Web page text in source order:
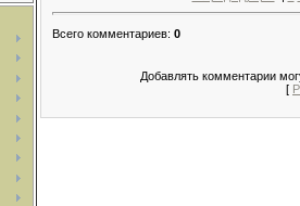
Всего комментариев: 0
Добавлять комментарии
[